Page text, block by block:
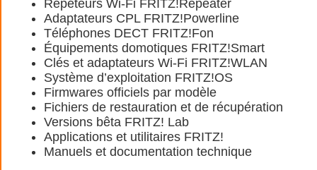
Répéteurs Wi-Fi FRITZ!Repeater
Adaptateurs CPL FRITZ!Powerline
Téléphones DECT FRITZ!Fon
Équipements domotiques FRITZ!Smart
Clés et adaptateurs Wi-Fi FRITZ!WLAN
Système d’exploitation FRITZ!OS
Firmwares officiels par modèle
Fichiers de restauration et de récupération
Versions bêta FRITZ! Lab
Applications et utilitaires FRITZ!
Manuels et documentation technique